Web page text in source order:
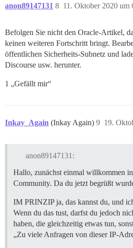
anon89147131 11. Oktober 2020 um
8
Befolgen Sie nicht den Oracle-Artikel,
keinen weiteren Fortschritt bringt.
öffentlichen Sicherheits-Subnetz und
Discourse usw. herunter.
1 „Gefällt mir“
Inkay_Again (Inkay Again) 19.
9
anon89147131:
Hallo, zunächst einmal willkommen
Community. Da du jetzt begrüßt
IM PRINZIP ja, das kannst du, und
Wenn du das tust, darfst du jedoch
haben, die gleichzeitig etwas tun,
„Zu viele Anfragen von dieser IP-